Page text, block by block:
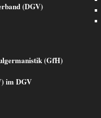
(DGV)
(GfH)
im DGV